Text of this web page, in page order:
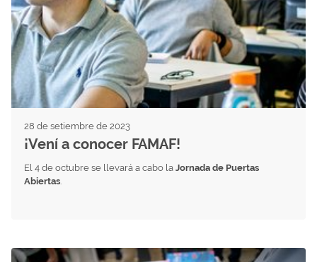
28 de setiembre de 2023
¡Vení a conocer FAMAF!
El 4 de octubre se llevará a cabo la Jornada de Puertas
Abiertas